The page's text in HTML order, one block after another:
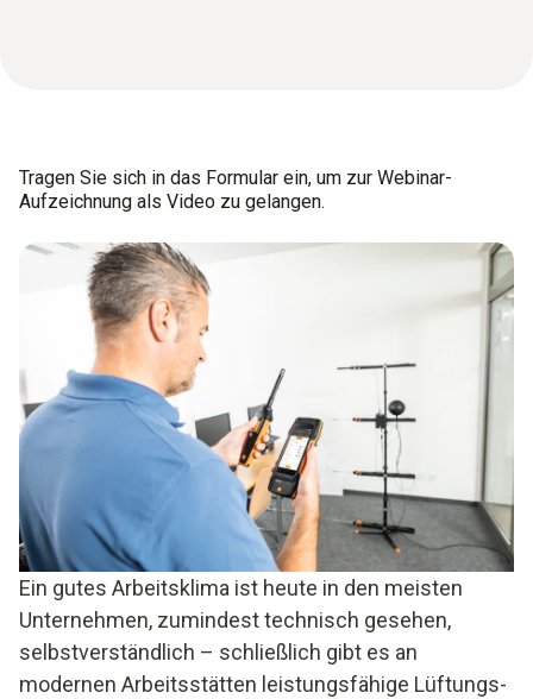
Tragen Sie sich in das Formular ein, um zur Webinar-
Aufzeichnung als Video zu gelangen.
Ein gutes Arbeitsklima ist heute in den meisten
Unternehmen, zumindest technisch gesehen,
selbstverständlich – schließlich gibt es an
modernen Arbeitsstätten leistungsfähige Lüftungs-